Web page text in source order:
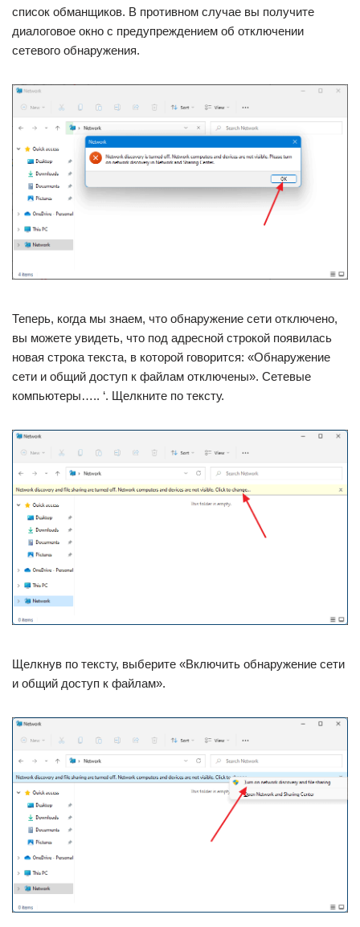
список обманщиков. В противном случае вы получите
диалоговое окно с предупреждением об отключении
сетевого обнаружения.
Теперь, когда мы знаем, что обнаружение сети отключено,
вы можете увидеть, что под адресной строкой появилась
новая строка текста, в которой говорится: «Обнаружение
сети и общий доступ к файлам отключены». Сетевые
компьютеры….. ‘. Щелкните по тексту.
Щелкнув по тексту, выберите «Включить обнаружение сети
и общий доступ к файлам».